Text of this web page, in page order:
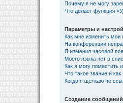
Почему я не могу
Что делает функция
Параметры и
Как мне изменить мои
На конференции
Я изменил часовой
Моего языка нет в
Как я могу поместить
Что такое звание и
Когда я щёлкаю по
Создание сообщений